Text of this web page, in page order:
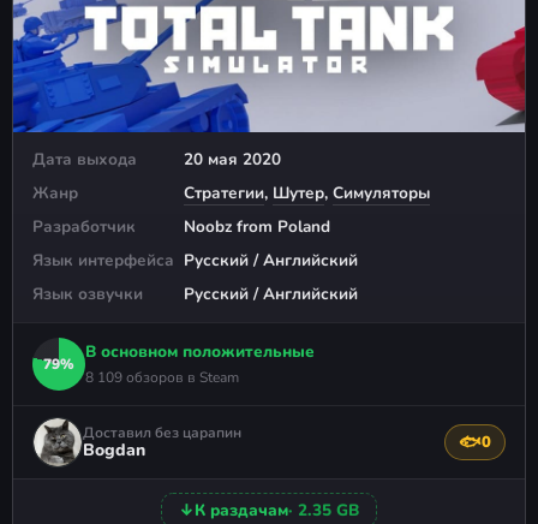
Дата выхода
20 мая 2020
Жанр
Стратегии, Шутер, Симуляторы
Разработчик
Noobz from Poland
Язык интерфейса Русский / Английский
Язык озвучки
Русский / Английский
79%
В основном положительные
8 109 обзоров в Steam
Доставил без царапин
Bogdan 🐟0
↓К раздачам· 2.35 GB